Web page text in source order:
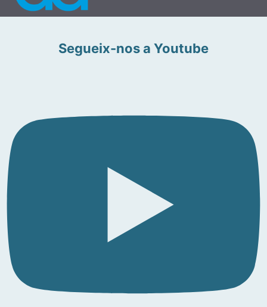
Segueix-nos a Youtube